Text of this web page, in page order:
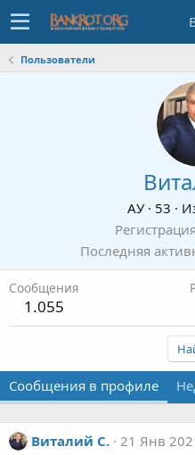
Пользователи
АУ · 53 ·
Регистрация
Последняя
Сообщения
1.055
Сообщения в профиле
Виталий С. 21 Янв